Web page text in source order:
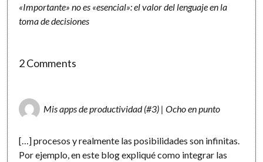
«Importante» no es «esencial»: el valor del lenguaje en la
toma de decisiones
2 Comments
Mis apps de productividad (#3) | Ocho en punto
[…] procesos y realmente las posibilidades son infinitas.
Por ejemplo, en este blog expliqué como integrar las